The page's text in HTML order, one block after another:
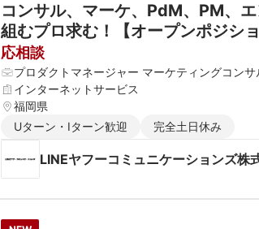
コンサル、マーケ、PdM、PM、
組むプロ求む！【オープンポジシ
応相談
プロダクトマネージャー マーケティングコンサ
インターネットサービス
福岡県
Uターン・Iターン歓迎
完全土日休み
LINEヤフーコミュニケーションズ株